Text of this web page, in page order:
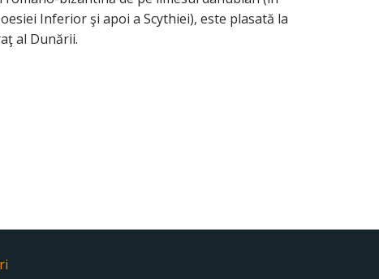
Inferior şi apoi a Scythiei), este plasată la
al Dunării.